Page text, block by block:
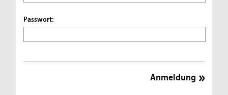
Passwort: